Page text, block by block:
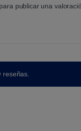
publicar una
reseñas.